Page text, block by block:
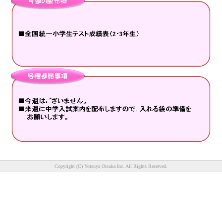
Copyright (C) Yotsuya Otsuka Inc. All Rights Reserved.